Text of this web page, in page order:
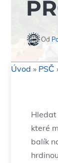
Od
Úvod » PSČ
Hledat
které
balík​